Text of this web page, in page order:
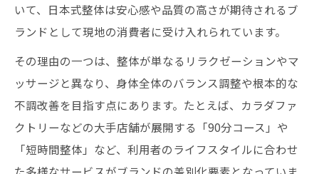
いて、日本式整体は安心感や品質の高さが期待されるブ
ランドとして現地の消費者に受け入れられています。
その理由の一つは、整体が単なるリラクゼーションやマ
ッサージと異なり、身体全体のバランス調整や根本的な
不調改善を目指す点にあります。たとえば、カラダファ
クトリーなどの大手店舗が展開する「90分コース」や
「短時間整体」など、利用者のライフスタイルに合わせ